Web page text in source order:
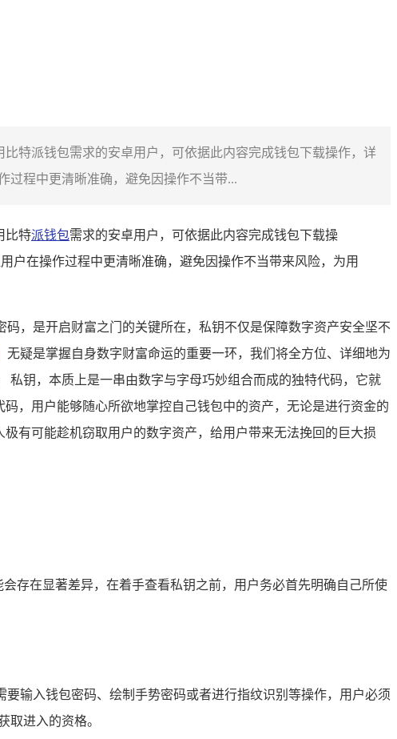
特派钱包需求的安卓用户，可依据此内容完成钱包下载操作，详
过程中更清晰准确，避免因操作不当带...
比特派钱包需求的安卓用户，可依据此内容完成钱包下载操
户在操作过程中更清晰准确，避免因操作不当带来风险，为用
，是开启财富之门的关键所在，私钥不仅是保障数字资产安全坚不
无疑是掌握自身数字财富命运的重要一环，我们将全方位、详细地为
钥，本质上是一串由数字与字母巧妙组合而成的独特代码，它就
，用户能够随心所欲地掌控自己钱包中的资产，无论是进行资金的
有可能趁机窃取用户的数字资产，给用户带来无法挽回的巨大损
存在显著差异，在着手查看私钥之前，用户务必首先明确自己所使
输入钱包密码、绘制手势密码或者进行指纹识别等操作，用户必须
取进入的资格。